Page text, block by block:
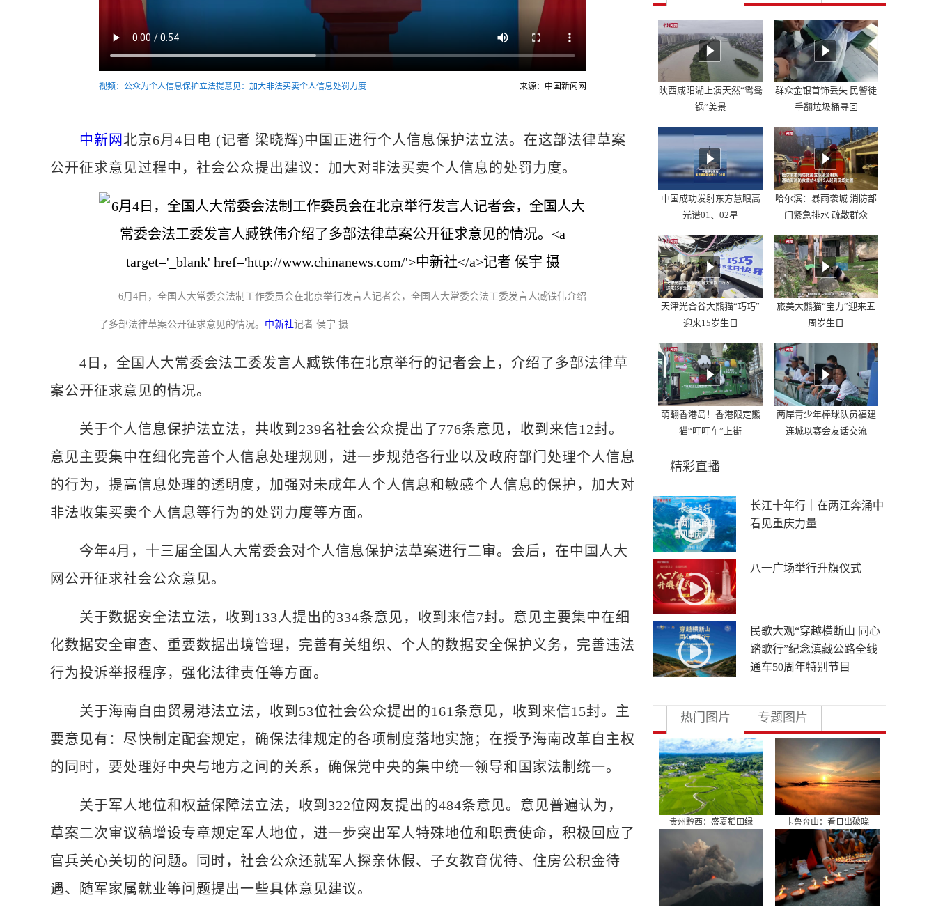
视频：公众为个人信息保护立法提意见：加大非法买卖个人信息处罚力度 来源：中国新闻网
中新网 北京6月4日电 (记者 梁晓辉)中国正进行个人信息保护法立法。在这部法律草案
公开征求意见过程中，社会公众提出建议：加大对非法买卖个人信息的处罚力度。
6月4日，全国人大常委会法制工作委员会在北京举行发言人记者会，全国人大常委会法工委发言人臧铁伟介绍
了多部法律草案公开征求意见的情况。 中新社记者 侯宇 摄
4日，全国人大常委会法工委发言人臧铁伟在北京举行的记者会上，介绍了多部法律草
案公开征求意见的情况。
关于个人信息保护法立法，共收到239名社会公众提出了776条意见，收到来信12封。
意见主要集中在细化完善个人信息处理规则，进一步规范各行业以及政府部门处理个人信息
的行为，提高信息处理的透明度，加强对未成年人个人信息和敏感个人信息的保护，加大对
非法收集买卖个人信息等行为的处罚力度等方面。
今年4月，十三届全国人大常委会对个人信息保护法草案进行二审。会后，在中国人大
网公开征求社会公众意见。
关于数据安全法立法，收到133人提出的334条意见，收到来信7封。意见主要集中在细
化数据安全审查、重要数据出境管理，完善有关组织、个人的数据安全保护义务，完善违法
行为投诉举报程序，强化法律责任等方面。
关于海南自由贸易港法立法，收到53位社会公众提出的161条意见，收到来信15封。主
要意见有：尽快制定配套规定，确保法律规定的各项制度落地实施；在授予海南改革自主权
的同时，要处理好中央与地方之间的关系，确保党中央的集中统一领导和国家法制统一。
关于军人地位和权益保障法立法，收到322位网友提出的484条意见。意见普遍认为，
草案二次审议稿增设专章规定军人地位，进一步突出军人特殊地位和职责使命，积极回应了
官兵关心关切的问题。同时，社会公众还就军人探亲休假、子女教育优待、住房公积金待
遇、随军家属就业等问题提出一些具体意见建议。
陕西咸阳湖上演天然“鸳鸯
锅”美景
群众金银首饰丢失 民警徒
手翻垃圾桶寻回
中国成功发射东方慧眼高
光谱01、02星
哈尔滨：暴雨袭城 消防部
门紧急排水 疏散群众
天津光合谷大熊猫“巧巧”
迎来15岁生日
旅美大熊猫“宝力”迎来五
周岁生日
萌翻香港岛！香港限定熊
猫“叮叮车”上街
两岸青少年棒球队员福建
连城以赛会友话交流
精彩直播
长江十年行｜在两江奔涌中
看见重庆力量
八一广场举行升旗仪式
民歌大观“穿越横断山 同心
踏歌行”纪念滇藏公路全线
通车50周年特别节目
热门图片 专题图片
贵州黔西：盛夏稻田绿 卡鲁奔山：看日出破晓